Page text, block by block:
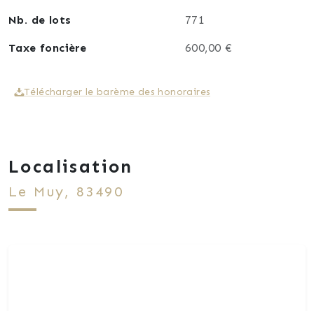
Nb. de lots 771
Taxe foncière 600,00 €
Télécharger le barème des honoraires
Localisation
Le Muy, 83490